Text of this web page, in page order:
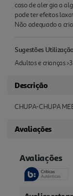
caso de aler gia a
pode ter efeitos
Não adequado a
Sugestões
Adultos e crianças
Descrição
CHUPA-CHUPA
Avaliações